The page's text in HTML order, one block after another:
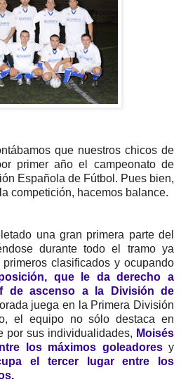
que nuestros chicos de
primer año el campeonato de
Española de Fútbol. Pues bien,
competición, hacemos balance.
una gran primera parte del
durante todo el tramo ya
clasificados y ocupando
que le da derecho a
de ascenso a la División de
juega en la Primera División
el equipo no sólo destaca en
por sus individualidades, Moisés
los máximos goleadoresy
el tercer lugar entre los